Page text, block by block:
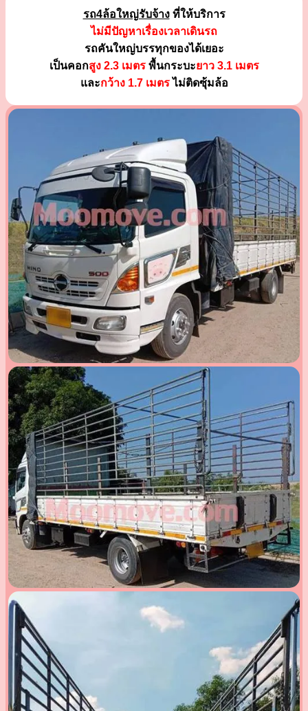
รถ4ล้อใหญ่รับจ้างที่ให้บริการ
ไม่มีปัญหาเรื่องเวลาเดินรถ
รถคันใหญ่บรรทุกของได้เยอะ
เป็นคอกสูง 2.3 เมตรพื้นกระบะยาว 3.1 เมตร
และกว้าง 1.7 เมตรไม่ติดซุ้มล้อ